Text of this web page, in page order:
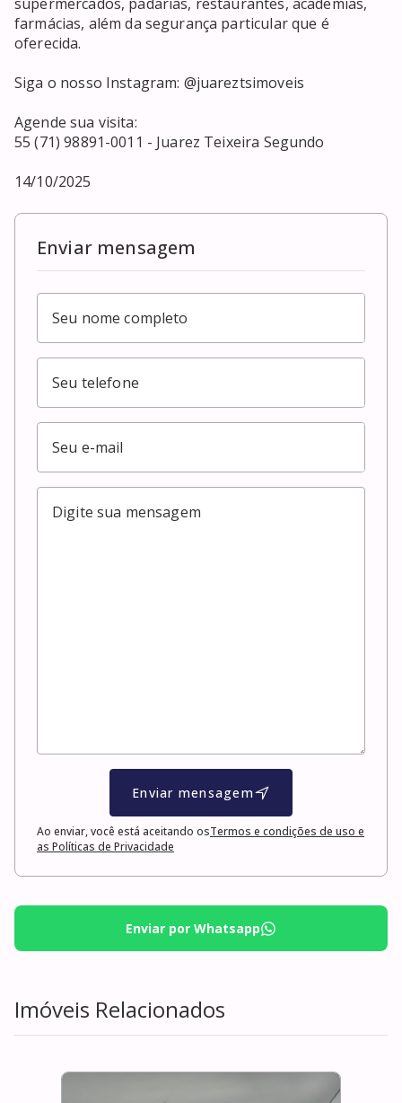
farmácias, além da segurança particular que é
oferecida.
Siga o nosso Instagram: @juareztsimoveis
Agende sua visita:
55 (71) 98891-0011 - Juarez Teixeira Segundo
14/10/2025
Enviar mensagem
Enviar mensagem
Ao enviar, você está aceitando osTermos e condições de uso e
as Políticas de Privacidade
Enviar por Whatsapp
Imóveis Relacionados